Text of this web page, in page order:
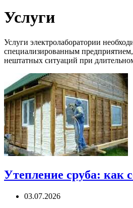
Услуги
Услуги электролаборатории
специализированным
нештатных ситуаций при
Утепление сруба: как
03.07.2026